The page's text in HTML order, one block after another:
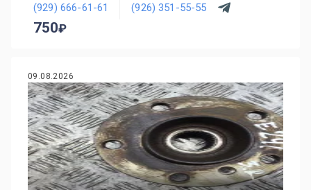
(929) 666-61-61 (926) 351-55-55
750
09.08.2026